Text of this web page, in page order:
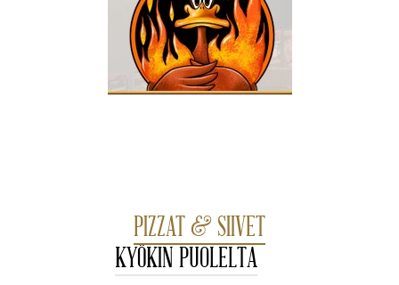
PIZZAT & SIIVET
KYÖKIN PUOLELTA